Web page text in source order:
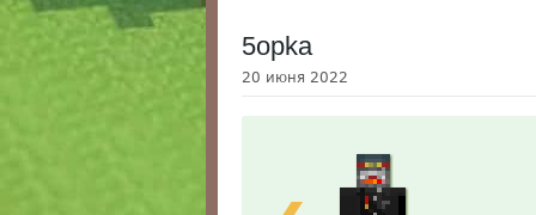
5opka
20 июня 2022